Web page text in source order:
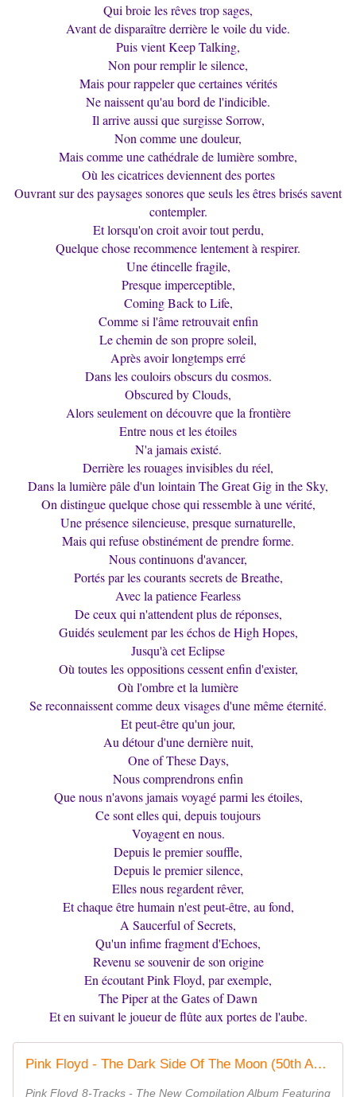
Qui broie les rêves trop sages,
Avant de disparaître derrière le voile du vide.
Puis vient Keep Talking,
Non pour remplir le silence,
Mais pour rappeler que certaines vérités
Ne naissent qu'au bord de l'indicible.
Il arrive aussi que surgisse Sorrow,
Non comme une douleur,
Mais comme une cathédrale de lumière sombre,
Où les cicatrices deviennent des portes
Ouvrant sur des paysages sonores que seuls les êtres brisés savent
contempler.
Et lorsqu'on croit avoir tout perdu,
Quelque chose recommence lentement à respirer.
Une étincelle fragile,
Presque imperceptible,
Coming Back to Life,
Comme si l'âme retrouvait enfin
Le chemin de son propre soleil,
Après avoir longtemps erré
Dans les couloirs obscurs du cosmos.
Obscured by Clouds,
Alors seulement on découvre que la frontière
Entre nous et les étoiles
N'a jamais existé.
Derrière les rouages invisibles du réel,
Dans la lumière pâle d'un lointain The Great Gig in the Sky,
On distingue quelque chose qui ressemble à une vérité,
Une présence silencieuse, presque surnaturelle,
Mais qui refuse obstinément de prendre forme.
Nous continuons d'avancer,
Portés par les courants secrets de Breathe,
Avec la patience Fearless
De ceux qui n'attendent plus de réponses,
Guidés seulement par les échos de High Hopes,
Jusqu'à cet Eclipse
Où toutes les oppositions cessent enfin d'exister,
Où l'ombre et la lumière
Se reconnaissent comme deux visages d'une même éternité.
Et peut-être qu'un jour,
Au détour d'une dernière nuit,
One of These Days,
Nous comprendrons enfin
Que nous n'avons jamais voyagé parmi les étoiles,
Ce sont elles qui, depuis toujours
Voyagent en nous.
Depuis le premier souffle,
Depuis le premier silence,
Elles nous regardent rêver,
Et chaque être humain n'est peut-être, au fond,
A Saucerful of Secrets,
Qu'un infime fragment d'Echoes,
Revenu se souvenir de son origine
En écoutant Pink Floyd, par exemple,
The Piper at the Gates of Dawn
Et en suivant le joueur de flûte aux portes de l'aube.
Pink Floyd - The Dark Side Of The Moon (50th Anniversary) [2023 Remaster] {Full Album}
Pink Floyd 8-Tracks - The New Compilation Album Featuring